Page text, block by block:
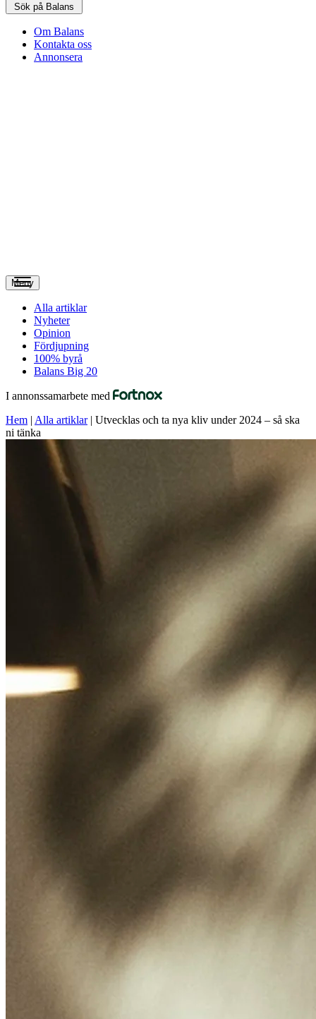
Sök på Balans
Om Balans
Kontakta oss
Annonsera
Meny
Alla artiklar
Nyheter
Opinion
Fördjupning
100% byrå
Balans Big 20
I annonssamarbete med
Hem | Alla artiklar| Utvecklas och ta nya kliv under 2024 – så ska
ni tänka